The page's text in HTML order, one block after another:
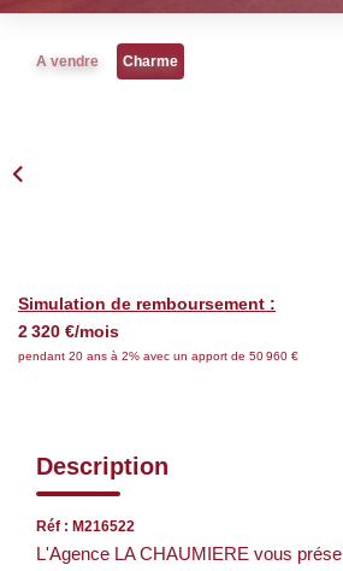
A vendre Charme
Simulation de remboursement :
2 320 €/mois
pendant 20 ans à 2% avec un apport de 50 960 €
Description
Réf : M216522
L'Agence LA CHAUMIERE vous